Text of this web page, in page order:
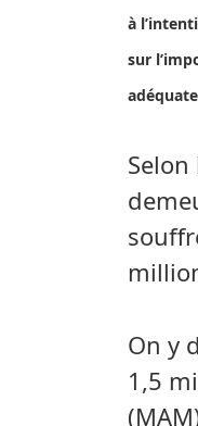
à
sur
On y
1,5